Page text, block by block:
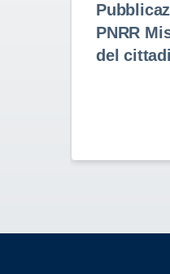
PNRR
del